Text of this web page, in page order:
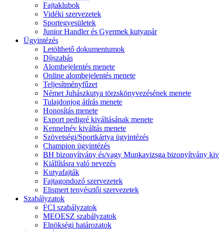
Fajtaklubok
Vidéki szervezetek
Sportegyesületek
Junior Handler és Gyermek kutyapár
Ügyintézés
Letölthető dokumentumok
Díjszabás
Alombejelentés menete
Online alombejelentés menete
Teljesítményfűzet
Német Juhászkutya törzskönyvezésének menete
Tulajdonjog átírás menete
Honosítás menete
Export pedigré kiváltásának menete
Kennelnév kiváltás menete
Szövetségi/Sportkártya ügyintézés
Champion ügyintézés
BH bizonyítvány és/vagy Munkavizsga bizonyítvány
Kiállításra való nevezés
Kutyafajták
Fajtagondozó szervezetek
Elismert tenyésztői szervezetek
Szabályzatok
FCI szabályzatok
MEOESZ szabályzatok
Elnökségi határozatok